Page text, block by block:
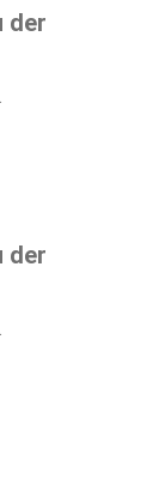
der
der